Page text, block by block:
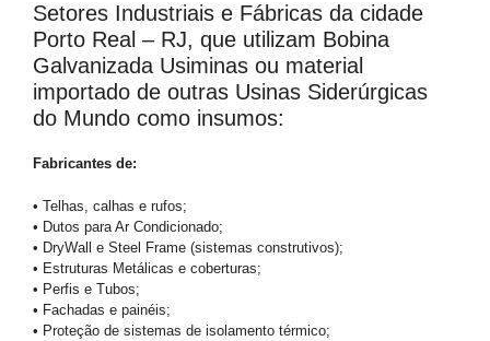
Setores Industriais e Fábricas da cidade
Porto Real – RJ, que utilizam Bobina
Galvanizada Usiminas ou material
importado de outras Usinas Siderúrgicas
do Mundo como insumos:
Fabricantes de:
• Telhas, calhas e rufos;
• Dutos para Ar Condicionado;
• DryWall e Steel Frame (sistemas construtivos);
• Estruturas Metálicas e coberturas;
• Perfis e Tubos;
• Fachadas e painéis;
• Proteção de sistemas de isolamento térmico;